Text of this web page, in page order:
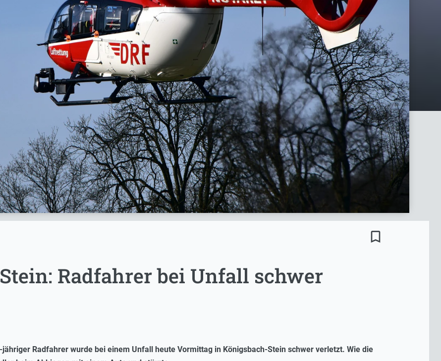
bookmark_border
Radfahrer bei Unfall schwer
Radfahrer wurde bei einem Unfall heute Vormittag in Königsbach-Stein schwer verletzt. Wie die